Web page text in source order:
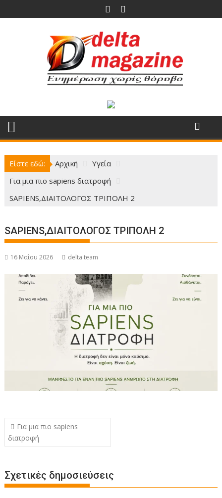
στο
Είστε εδώ: Αρχική
Υγεία
Για μια πιο sapiens διατροφή
SAPIENS,ΔΙΑΙΤΟΛΟΓΟΣ ΤΡΙΠΟΛΗ 2
SAPIENS,ΔΙΑΙΤΟΛΟΓΟΣ ΤΡΙΠΟΛΗ 2
16 Μαΐου 2026 delta team
Πλοήγηση
άρθρων
Για μια πιο sapiens
διατροφή
Σχετικές δημοσιεύσεις